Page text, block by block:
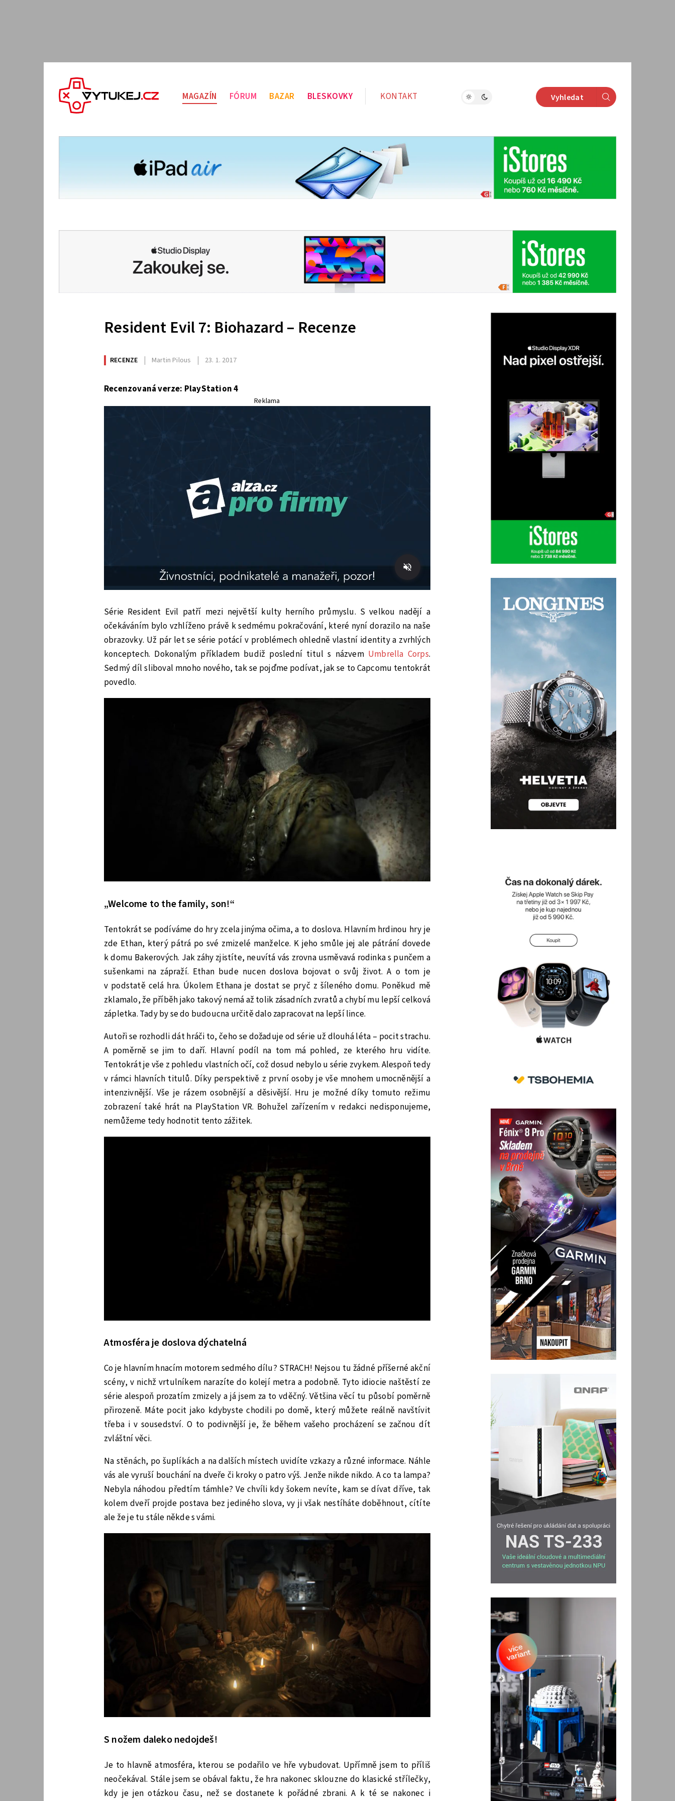
MAGAZÍN FÓRUM BAZAR BLESKOVKY KONTAKT Vyhledat
Resident Evil 7: Biohazard – Recenze
RECENZE Martin Pilous 23. 1. 2017
Recenzovaná verze: PlayStation 4
Reklama
Série Resident Evil patří mezi největší kulty herního průmyslu. S velkou nadějí a
očekáváním bylo vzhlíženo právě k sedmému pokračování, které nyní dorazilo na naše
obrazovky. Už pár let se série potácí v problémech ohledně vlastní identity a zvrhlých
konceptech. Dokonalým příkladem budiž poslední titul s názvem Umbrella Corps.
Sedmý díl sliboval mnoho nového, tak se pojďme podívat, jak se to Capcomu tentokrát
povedlo.
„Welcome to the family, son!“
Tentokrát se podíváme do hry zcela jinýma očima, a to doslova. Hlavním hrdinou hry je
zde Ethan, který pátrá po své zmizelé manželce. K jeho smůle jej ale pátrání dovede
k domu Bakerových. Jak záhy zjistíte, neuvítá vás zrovna usměvavá rodinka s punčem a
sušenkami na zápraží. Ethan bude nucen doslova bojovat o svůj život. A o tom je
v podstatě celá hra. Úkolem Ethana je dostat se pryč z šíleného domu. Poněkud mě
zklamalo, že příběh jako takový nemá až tolik zásadních zvratů a chybí mu lepší celková
zápletka. Tady by se do budoucna určitě dalo zapracovat na lepší lince.
Autoři se rozhodli dát hráči to, čeho se dožaduje od série už dlouhá léta – pocit strachu.
A poměrně se jim to daří. Hlavní podíl na tom má pohled, ze kterého hru vidíte.
Tentokrát je vše z pohledu vlastních očí, což dosud nebylo u série zvykem. Alespoň tedy
v rámci hlavních titulů. Díky perspektivě z první osoby je vše mnohem umocněnější a
intenzivnější. Vše je rázem osobnější a děsivější. Hru je možné díky tomuto režimu
zobrazení také hrát na PlayStation VR. Bohužel zařízením v redakci nedisponujeme,
nemůžeme tedy hodnotit tento zážitek.
Atmosféra je doslova dýchatelná
Co je hlavním hnacím motorem sedmého dílu? STRACH! Nejsou tu žádné příšerné akční
scény, v nichž vrtulníkem narazíte do kolejí metra a podobně. Tyto idiocie naštěstí ze
série alespoň prozatím zmizely a já jsem za to vděčný. Většina věcí tu působí poměrně
přirozeně. Máte pocit jako kdybyste chodili po domě, který můžete reálně navštívit
třeba i v sousedství. O to podivnější je, že během vašeho procházení se začnou dít
zvláštní věci.
Na stěnách, po šuplíkách a na dalších místech uvidíte vzkazy a různé informace. Náhle
vás ale vyruší bouchání na dveře či kroky o patro výš. Jenže nikde nikdo. A co ta lampa?
Nebyla náhodou předtím támhle? Ve chvíli kdy šokem nevíte, kam se dívat dříve, tak
kolem dveří projde postava bez jediného slova, vy ji však nestíháte doběhnout, cítíte
ale že je tu stále někde s vámi.
S nožem daleko nedojdeš!
Je to hlavně atmosféra, kterou se podařilo ve hře vybudovat. Upřímně jsem to příliš
neočekával. Stále jsem se obával faktu, že hra nakonec sklouzne do klasické střílečky,
kdy je jen otázkou času, než se dostanete k pořádné zbrani. A k té se nakonec i